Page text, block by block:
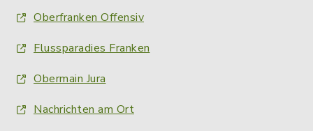
Oberfranken Offensiv
Flussparadies Franken
Obermain Jura
Nachrichten am Ort